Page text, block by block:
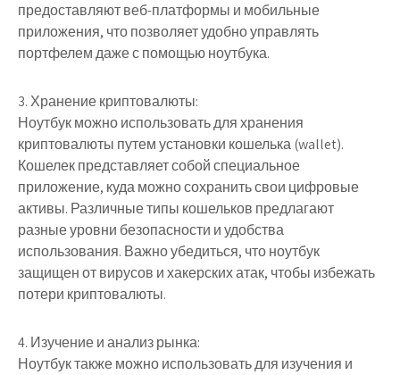
предоставляют веб-платформы и мобильные
приложения, что позволяет удобно управлять
портфелем даже с помощью ноутбука.
3. Хранение криптовалюты:
Ноутбук можно использовать для хранения
криптовалюты путем установки кошелька (wallet).
Кошелек представляет собой специальное
приложение, куда можно сохранить свои цифровые
активы. Различные типы кошельков предлагают
разные уровни безопасности и удобства
использования. Важно убедиться, что ноутбук
защищен от вирусов и хакерских атак, чтобы избежать
потери криптовалюты.
4. Изучение и анализ рынка:
Ноутбук также можно использовать для изучения и